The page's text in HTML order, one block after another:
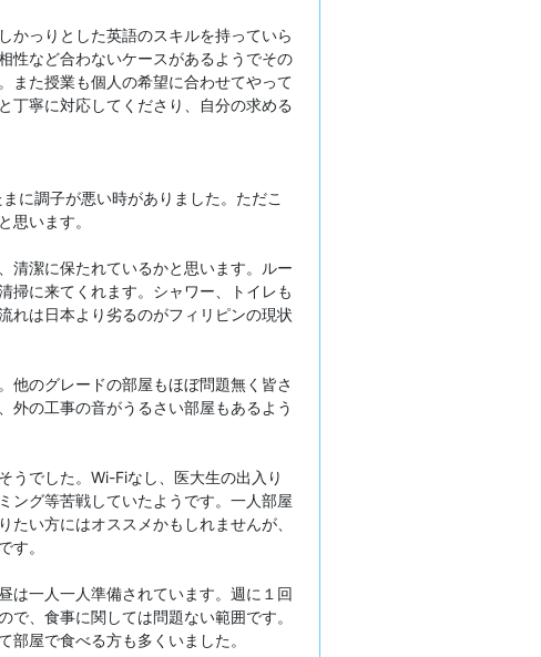
かっりとした英語のスキルを持っていら
性など合わないケースがあるようでその
また授業も個人の希望に合わせてやって
丁寧に対応してくださり、自分の求める
に調子が悪い時がありました。ただこ
思います。
清潔に保たれているかと思います。ルー
掃に来てくれます。シャワー、トイレも
れは日本より劣るのがフィリピンの現状
他のグレードの部屋もほぼ問題無く皆さ
外の工事の音がうるさい部屋もあるよう
うでした。Wi-Fiなし、医大生の出入り
ング等苦戦していたようです。一人部屋
い方にはオススメかもしれませんが、
す。
は一人一人準備されています。週に１回
、食事に関しては問題ない範囲です。
屋で食べる方も多くいました。